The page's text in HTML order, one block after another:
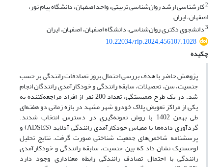
2کارشناسی ارشد روان‌شناسی تربیتی، واحد اصفهان، دانشگاه پیام نور،
اصفهان، ایران
3دانشجوی دکتری روان‌شناسی، دانشگاه اصفهان، اصفهان، ایران
10.22034/rip.2024.456107.1028
چکیده
پژوهش حاضر با هدف بررسی احتمال بروز تصادفات رانندگی بر حسب
جنسیت، سن، تحصیلات، سابقه رانندگی و خودکارآمدی رانندگان انجام
شد. در یک طرح همبستگی، تعداد 200 نفر از افراد مراجعه‌کننده به
یکی از مراکز تعویض پلاک خودرو شهر مشهد در بازه زمانی دو هفته‌ای
طی بهمن 1402 با روش نمونه‌گیری در دسترس انتخاب شدند.
گردآوری داده‌ها با مقیاس خودکارآمدی رانندگی آدلاید (ADSES) و
پرسشنامه شاخص‌های جمعیت شناختی صورت گرفت. نتایج تحلیل
لوجستیک نشان داد که بین جنسیت، سابقه رانندگی و خودکارآمدی
رانندگی با احتمال تصادف رانندگی رابطه معناداری وجود دارد